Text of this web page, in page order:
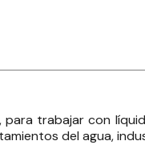
trabajar con
del agua,